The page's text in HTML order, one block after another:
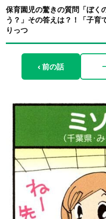
保育園児の驚きの質問「ぼく
う？」その答えは？！「子育
りっつ
‹ 前の話